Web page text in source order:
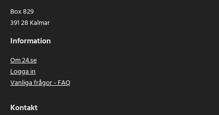
Box 829
391 28 Kalmar
Information
Om 24.se
Logga in
Vanliga frågor - FAQ
Kontakt